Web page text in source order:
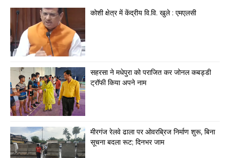
कोशी क्षेत्र में केंद्रीय वि.वि. खुले : एमएलसी
सहरसा ने मधेपुरा को पराजित कर जोनल कबड्डी
ट्रॉफी किया अपने नाम
मीरगंज रेलवे ढाला पर ओवरब्रिज निर्माण शुरू, बिना
सूचना बदला रूट; दिनभर जाम